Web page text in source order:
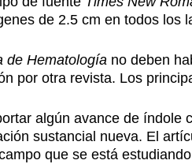
de 2.5 cm en todos los
de Hematología no deben
por otra revista. Los
algún avance de índole
sustancial nueva. El
que se está